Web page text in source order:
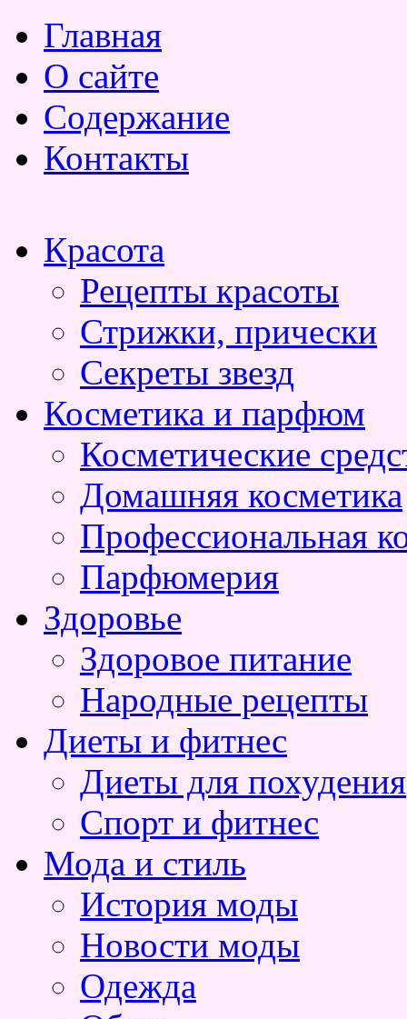
Главная
О сайте
Содержание
Контакты
Красота
Рецепты красоты
Стрижки, прически
Секреты звезд
Косметика и парфюм
Косметические
Домашняя косметика
Профессиональная
Парфюмерия
Здоровье
Здоровое питание
Народные рецепты
Диеты и фитнес
Диеты для похудения
Спорт и фитнес
Мода и стиль
История моды
Новости моды
Одежда